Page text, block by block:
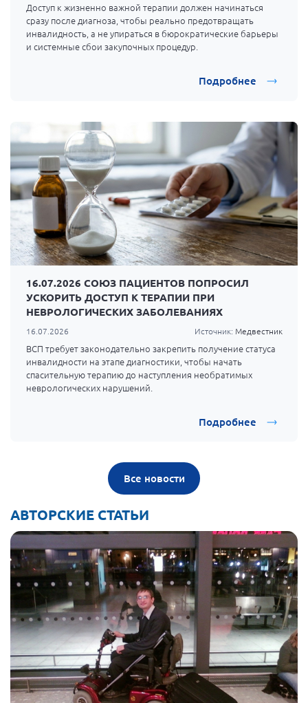
Доступ к жизненно важной терапии должен начинаться
сразу после диагноза, чтобы реально предотвращать
инвалидность, а не упираться в бюрократические барьеры
и системные сбои закупочных процедур.
Подробнее
16.07.2026 СОЮЗ ПАЦИЕНТОВ ПОПРОСИЛ
УСКОРИТЬ ДОСТУП К ТЕРАПИИ ПРИ
НЕВРОЛОГИЧЕСКИХ ЗАБОЛЕВАНИЯХ
16.07.2026 Источник: Медвестник
ВСП требует законодательно закрепить получение статуса
инвалидности на этапе диагностики, чтобы начать
спасительную терапию до наступления необратимых
неврологических нарушений.
Подробнее
Все новости
АВТОРСКИЕ СТАТЬИ